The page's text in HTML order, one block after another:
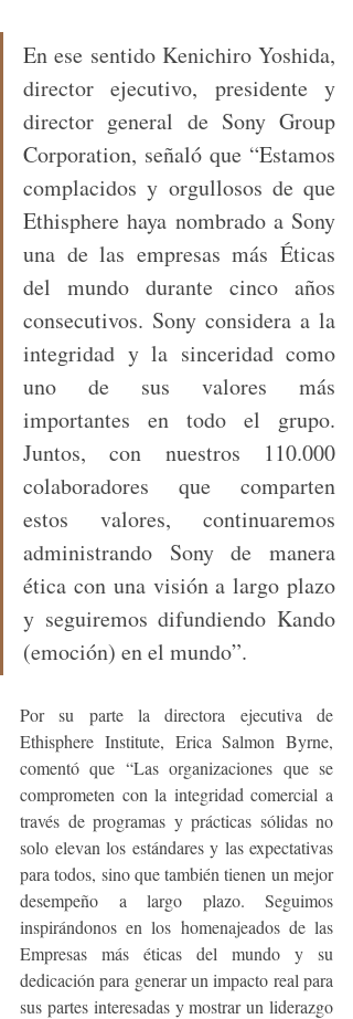
En ese sentido Kenichiro Yoshida,
director ejecutivo, presidente y
director general de Sony Group
Corporation, señaló que “Estamos
complacidos y orgullosos de que
Ethisphere haya nombrado a Sony
una de las empresas más Éticas
del mundo durante cinco años
consecutivos. Sony considera a la
integridad y la sinceridad como
uno de sus valores más
importantes en todo el grupo.
Juntos, con nuestros 110.000
colaboradores que comparten
estos valores, continuaremos
administrando Sony de manera
ética con una visión a largo plazo
y seguiremos difundiendo Kando
(emoción) en el mundo”.
Por su parte la directora ejecutiva de
Ethisphere Institute, Erica Salmon Byrne,
comentó que “Las organizaciones que se
comprometen con la integridad comercial a
través de programas y prácticas sólidas no
solo elevan los estándares y las expectativas
para todos, sino que también tienen un mejor
desempeño a largo plazo. Seguimos
inspirándonos en los homenajeados de las
Empresas más éticas del mundo y su
dedicación para generar un impacto real para
sus partes interesadas y mostrar un liderazgo